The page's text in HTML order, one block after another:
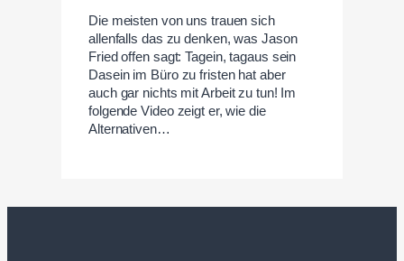
Die meisten von uns trauen sich
allenfalls das zu denken, was Jason
Fried offen sagt: Tagein, tagaus sein
Dasein im Büro zu fristen hat aber
auch gar nichts mit Arbeit zu tun! Im
folgende Video zeigt er, wie die
Alternativen…